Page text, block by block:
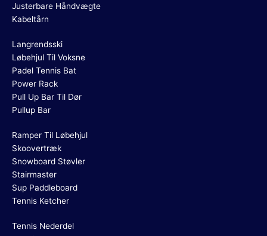
Justerbare Håndvægte
Kabeltårn
Langrendsski
Løbehjul Til Voksne
Padel Tennis Bat
Power Rack
Pull Up Bar Til Dør
Pullup Bar
Ramper Til Løbehjul
Skoovertræk
Snowboard Støvler
Stairmaster
Sup Paddleboard
Tennis Ketcher
Tennis Nederdel